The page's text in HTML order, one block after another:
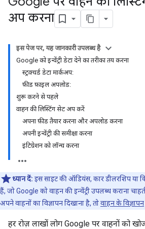
अप करना
इस पेज पर, यह जानकारी उपलब्ध है
Google को इन्वेंट्री डेटा देने का तरीका तय करना
स्ट्रक्चर्ड डेटा मार्कअप:
फ़ीड फ़ाइल अपलोड:
शुरू करने से पहले
वाहन की लिस्टिंग सेट अप करें
अपना फ़ीड तैयार करना और अपलोड करना
अपनी इन्वेंट्री की समीक्षा करना
इंटिग्रेशन को लॉन्च करना
ध्यान दें: इस साइट की ऑडियंस, कार डीलरशिप या
हैं, जो Google को वाहन की इन्वेंट्री उपलब्ध कराना
अपने वाहनों का विज्ञापन दिखाना है, तोवाहन के विज्ञापन
हर रोज़ लाखों लोग Google पर वाहनों को